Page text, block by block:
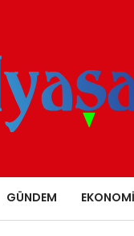
GÜNDEM EKONOMI